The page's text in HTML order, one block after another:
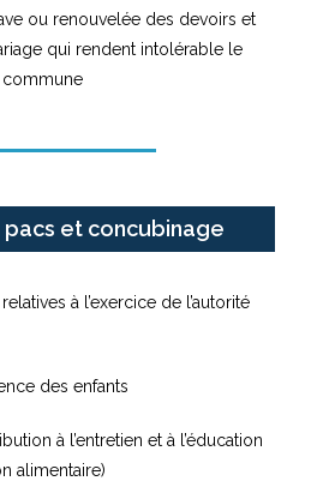
ou renouvelée des devoirs et
qui rendent intolérable le
commune
et concubinage
à l’exercice de l’autorité
des enfants
à l’entretien et à l’éducation
alimentaire)